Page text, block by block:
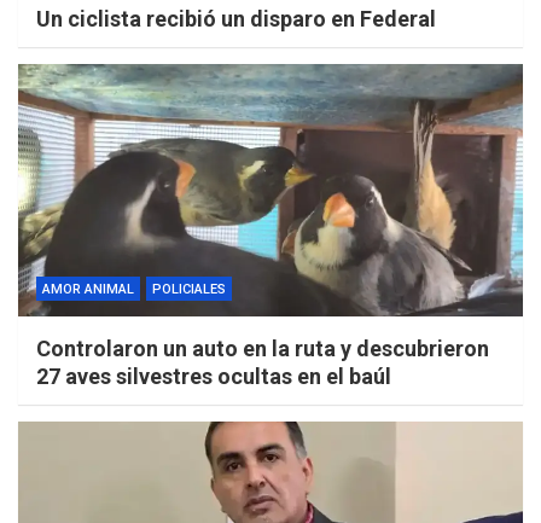
Un ciclista recibió un disparo en Federal
AMOR ANIMAL POLICIALES
Controlaron un auto en la ruta y descubrieron
27 aves silvestres ocultas en el baúl